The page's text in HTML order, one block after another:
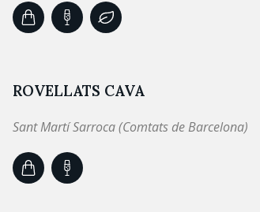
ROVELLATS CAVA
Sant Martí Sarroca (Comtats de Barcelona)